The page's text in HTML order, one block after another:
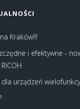
Kraków!!!
i efektywne -
urządzeń